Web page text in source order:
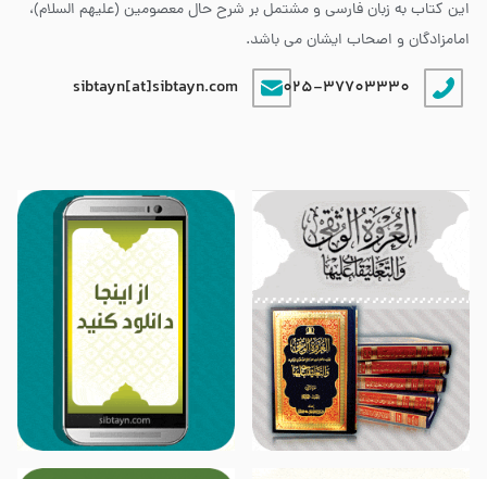
این کتاب به زبان فارسی و مشتمل بر شرح حال معصومین (علیهم السلام)،
امامزادگان و اصحاب ایشان می باشد.
025-37703330
sibtayn[at]sibtayn.com